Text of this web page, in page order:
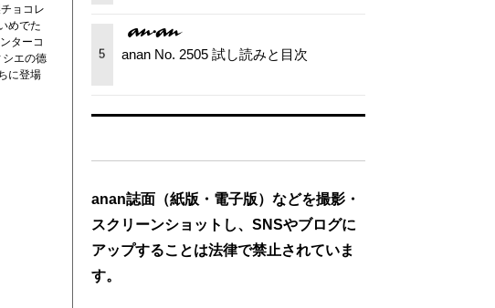
ョコレ
めでた
ターコ
シエの德
に登場
5 anan No. 2505 試し読みと目次
anan誌面（紙版・電子版）などを撮影・
スクリーンショットし、SNSやブログに
アップすることは法律で禁止されていま
す。